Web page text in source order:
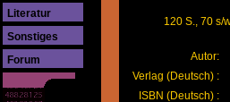
Literatur
Sonstiges
Forum
120 S., 70 s/
Autor:
Verlag (Deutsch) :
ISBN (Deutsch) :